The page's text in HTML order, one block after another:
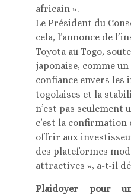
africain ».
Le Président du
cela, l’annonce de
Toyota au Togo,
japonaise, comme
confiance envers
togolaises et la
n’est pas seulement
c’est la confirmation
offrir aux
des plateformes
attractives », a-t-il
Plaidoyer pour